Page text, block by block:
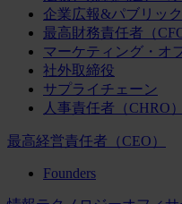
企業広報&パブリッ
最高財務責任者（
マーケティング・オ
社外取締役
サプライチェーン
人事責任者（CHRO）
最高経営責任者（CEO）
Founders